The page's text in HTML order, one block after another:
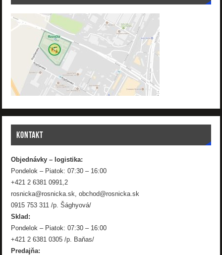
KONTAKT
Objednávky – logistika:
Pondelok – Piatok: 07:30 – 16:00
+421 2 6381 0991,2
rosnicka@rosnicka.sk, obchod@rosnicka.sk
0915 753 311 /p. Šághyová/
Sklad:
Pondelok – Piatok: 07:30 – 16:00
+421 2 6381 0305 /p. Baňas/
Predajňa: